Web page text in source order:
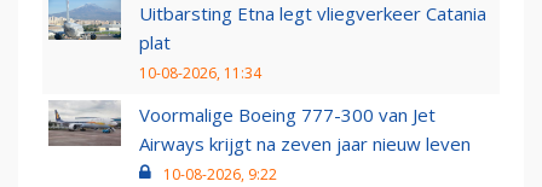
Uitbarsting Etna legt vliegverkeer Catania
plat
10-08-2026, 11:34
Voormalige Boeing 777-300 van Jet
Airways krijgt na zeven jaar nieuw leven
10-08-2026, 9:22